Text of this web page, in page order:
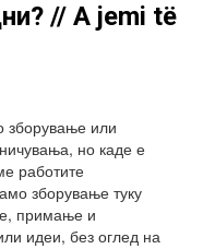
// A jemi të
зборување или
но каде е
работите
зборување туку
примање и
идеи, без оглед на